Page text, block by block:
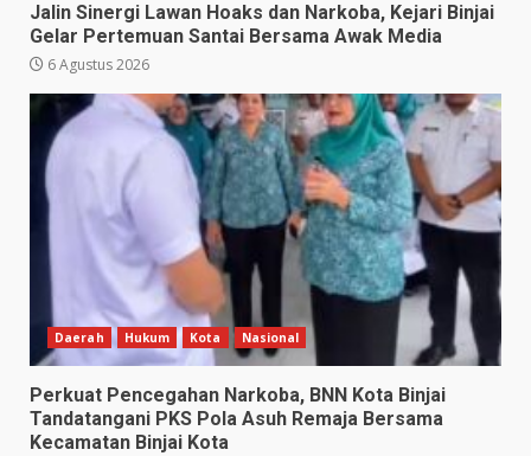
Jalin Sinergi Lawan Hoaks dan Narkoba, Kejari Binjai
Gelar Pertemuan Santai Bersama Awak Media
6 Agustus 2026
Daerah Hukum Kota Nasional
Perkuat Pencegahan Narkoba, BNN Kota Binjai
Tandatangani PKS Pola Asuh Remaja Bersama
Kecamatan Binjai Kota